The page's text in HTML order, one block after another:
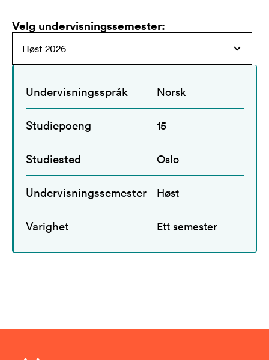
Velg undervisningssemester:
Undervisningsspråk Norsk
Studiepoeng 15
Studiested Oslo
Undervisningssemester Høst
Varighet Ett semester